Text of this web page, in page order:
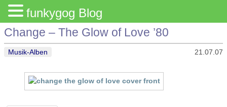
Change – The Glow of Love ’80
Musik-Alben 21.07.07
funkygog Blog